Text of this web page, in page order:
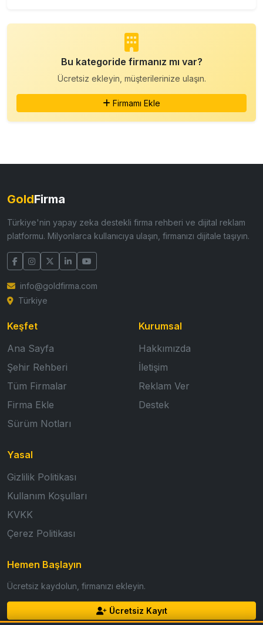
Bu kategoride firmanız mı var?
Ücretsiz ekleyin, müşterilerinize ulaşın.
Firmamı Ekle
GoldFirma
Türkiye'nin yapay zeka destekli firma rehberi ve dijital reklam
platformu. Milyonlarca kullanıcıya ulaşın, firmanızı dijitale taşıyın.
info@goldfirma.com
Türkiye
Keşfet
Ana Sayfa
Şehir Rehberi
Tüm Firmalar
Firma Ekle
Sürüm Notları
Kurumsal
Hakkımızda
İletişim
Reklam Ver
Destek
Yasal
Gizlilik Politikası
Kullanım Koşulları
KVKK
Çerez Politikası
Hemen Başlayın
Ücretsiz kaydolun, firmanızı ekleyin.
Ücretsiz Kayıt